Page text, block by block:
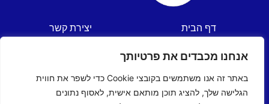
אנחנו מכבדים את פרטיותך
באתר זה אנו משתמשים בקובצי Cookie כדי לשפר את חווית
הגלישה שלך, להציג תוכן מותאם אישית, לאסוף נתונים
דף הבית
ספורט
תכניות
לוח שידורים
יצירת קשר
הצהרת נגישות